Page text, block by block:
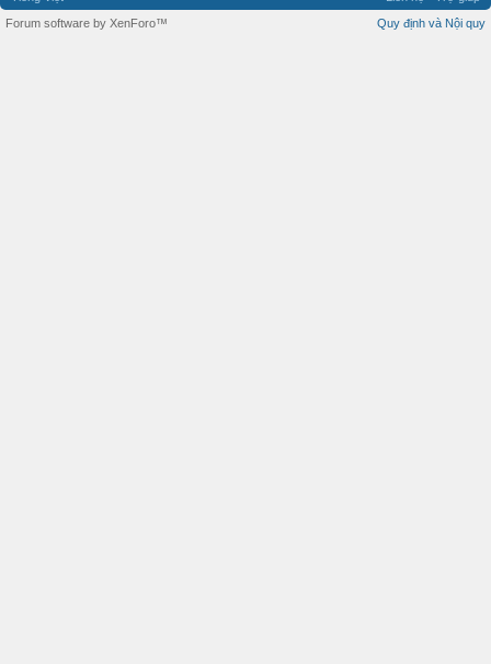
Quy định và Nội quy
Forum software by XenForo™